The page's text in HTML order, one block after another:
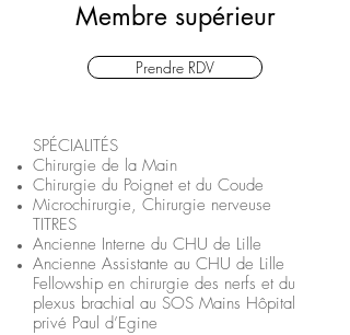
Membre supérieur
Prendre RDV
SPÉCIALITÉS
Chirurgie de la Main
Chirurgie du Poignet et du Coude
Microchirurgie, Chirurgie nerveuse
TITRES
Ancienne Interne du CHU de Lille
Ancienne Assistante au CHU de Lille
Fellowship en chirurgie des nerfs et du
plexus brachial au SOS Mains Hôpital
privé Paul d’Egine